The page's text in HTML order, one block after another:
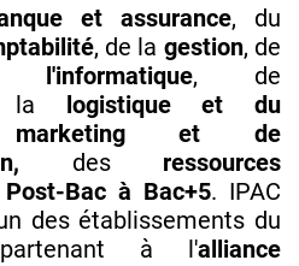
et assurance, du
, de la gestion, de
l'informatique, de
la logistique et du
et de
des ressources
Post-Bac à Bac+5. IPAC
des établissements du
à l'alliance